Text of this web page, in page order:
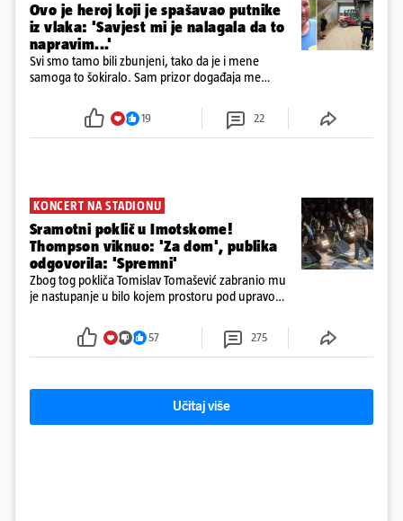
Ovo je heroj koji je spašavao putnike
iz vlaka: 'Savjest mi je nalagala da to
napravim...'
Svi smo tamo bili zbunjeni, tako da je i mene
samoga to šokiralo. Sam prizor događaja me
19 22
KONCERT NA STADIONU
Sramotni poklič u Imotskome!
Thompson viknuo: 'Za dom', publika
odgovorila: 'Spremni'
Zbog tog pokliča Tomislav Tomašević zabranio mu
je nastupanje u bilo kojem prostoru pod upravom
57 275
Učitaj više